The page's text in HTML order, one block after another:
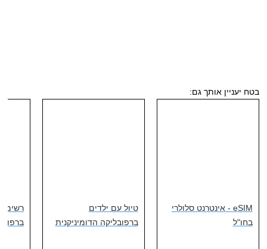
בטח יעניין אותך גם:
eSIM - אינטרנט סלולרי
בחו"ל
טיול עם ילדים
ברפובליקה הדומיניקנית
רשימת